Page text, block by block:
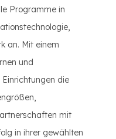
Programme in
an. Mit einem
und
die
mit
in ihrer gewählten